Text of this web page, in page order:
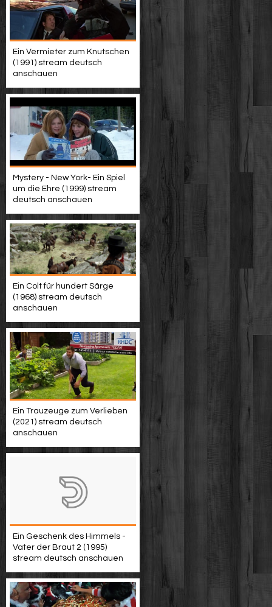
Ein Vermieter zum Knutschen
(1991) stream deutsch
anschauen
Mystery - New York- Ein Spiel
um die Ehre (1999) stream
deutsch anschauen
Ein Colt für hundert Särge
(1968) stream deutsch
anschauen
Ein Trauzeuge zum Verlieben
(2021) stream deutsch
anschauen
Ein Geschenk des Himmels -
Vater der Braut 2 (1995)
stream deutsch anschauen